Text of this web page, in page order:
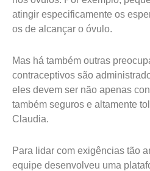
atingir especificamente os
os de alcançar o óvulo.
Mas há também outras
contraceptivos são
eles devem ser não apenas
também seguros e altamente
Claudia.
Para lidar com exigências tão
equipe desenvolveu uma